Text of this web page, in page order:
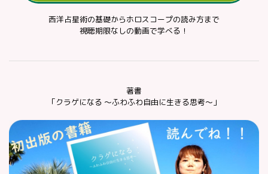
西洋占星術の基礎からホロスコープの読み方まで
視聴期限なしの動画で学べる！
著書
「クラゲになる ～ふわふわ自由に生きる思考～」